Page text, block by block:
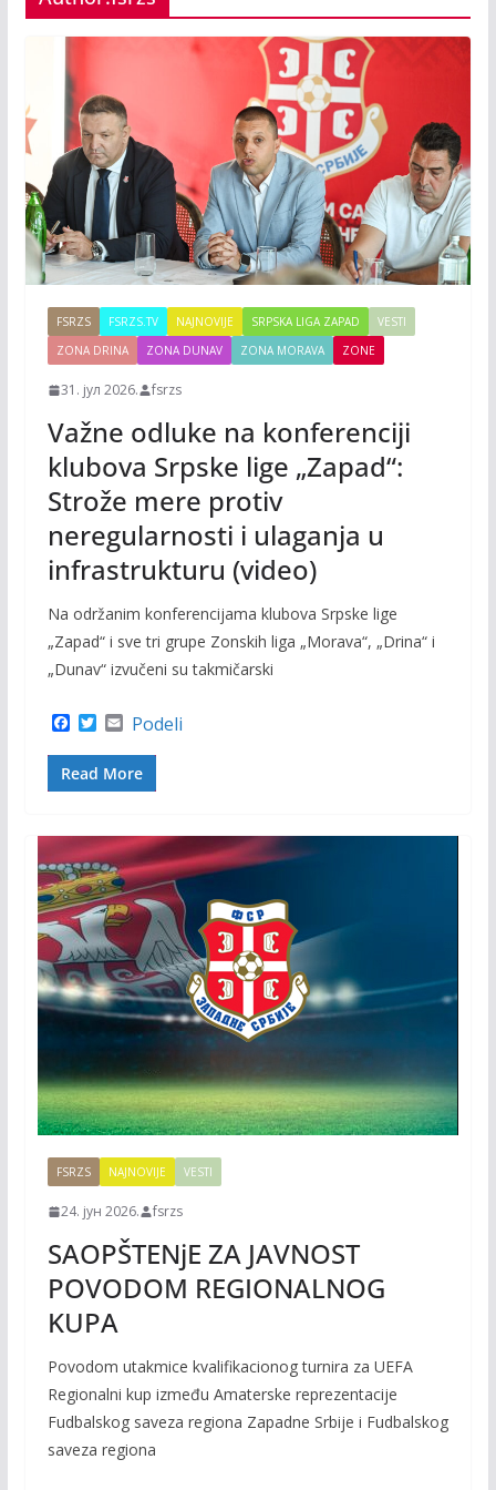
FSRZS FSRZS.TV NAJNOVIJE SRPSKA LIGA ZAPAD
VESTI
ZONA DRINA
ZONA DUNAV ZONA MORAVA ZONE
31. јул 2026. fsrzs
Važne odluke na konferenciji
klubova Srpske lige „Zapad“:
Strože mere protiv
neregularnosti i ulaganja u
infrastrukturu (video)
Na održanim konferencijama klubova Srpske lige
„Zapad“ i sve tri grupe Zonskih liga „Morava“, „Drina“ i
„Dunav“ izvučeni su takmičarski
F
c
e
b
k
T
i
t
t
E
a
i
l
Podeli
Read More
FSRZS NAJNOVIJE VESTI
24. јун 2026. fsrzs
SAOPŠTENjE ZA JAVNOST
POVODOM REGIONALNOG
KUPA
Povodom utakmice kvalifikacionog turnira za UEFA
Regionalni kup između Amaterske reprezentacije
Fudbalskog saveza regiona Zapadne Srbije i Fudbalskog
saveza regiona